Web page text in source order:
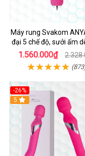
Máy rung Svakom
đại 5 chế độ, sưởi ấm
1.560.000₫
-26%
Hot
5